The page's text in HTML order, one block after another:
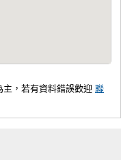
，若有資料錯誤歡迎 聯